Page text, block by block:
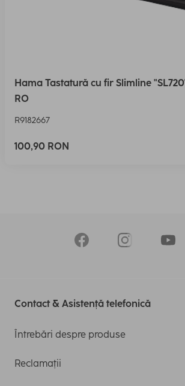
Hama Tastatură cu fir Slimline
RO
R9182667
100,90 RON
Contact & Asistență telefonică
Întrebări despre produse
Reclamații